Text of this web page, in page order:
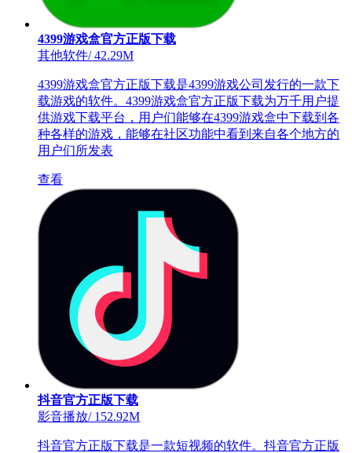
4399游戏盒官方正版下载
其他软件/42.29M
4399游戏盒官方正版下载是4399游戏公司发行的一款下
载游戏的软件。4399游戏盒官方正版下载为万千用户提
供游戏下载平台，用户们能够在4399游戏盒中下载到各
种各样的游戏，能够在社区功能中看到来自各个地方的
用户们所发表
查看
抖音官方正版下载
影音播放/152.92M
抖音官方正版下载是一款短视频的软件。抖音官方正版